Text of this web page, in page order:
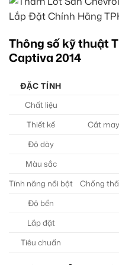
Thông số kỹ thuật
Captiva 2014
ĐẶC TÍNH
Chất liệu
Thiết kế
Cắt
Độ dày
Màu sắc
Tính năng nổi bật
Chống
Độ bền
Lắp đặt
Tiêu chuẩn